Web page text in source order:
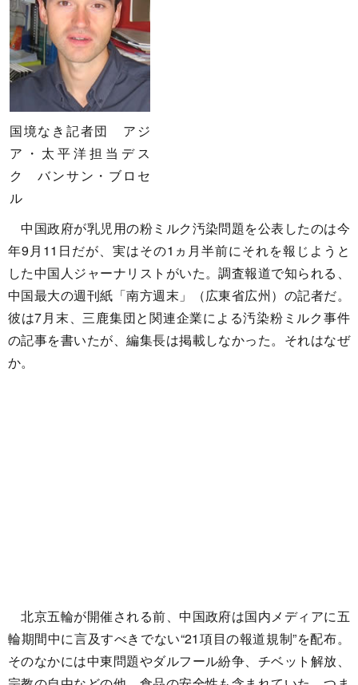
国境なき記者団 アジ
ア・太平洋担当デス
ク バンサン・ブロセ
ル
中国政府が乳児用の粉ミルク汚染問題を公表したのは今
年9月11日だが、実はその1ヵ月半前にそれを報じようと
した中国人ジャーナリストがいた。調査報道で知られる、
中国最大の週刊紙「南方週末」（広東省広州）の記者だ。
彼は7月末、三鹿集団と関連企業による汚染粉ミルク事件
の記事を書いたが、編集長は掲載しなかった。それはなぜ
か。
北京五輪が開催される前、中国政府は国内メディアに五
輪期間中に言及すべきでない“21項目の報道規制”を配布。
そのなかには中東問題やダルフール紛争、チベット解放、